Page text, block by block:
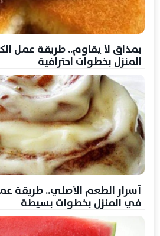
بمذاق لا يقاوم.. طريقة عمل
المنزل بخطوات احترافية
أسرار الطعم الأصلي.. طريقة
في المنزل بخطوات بسيطة